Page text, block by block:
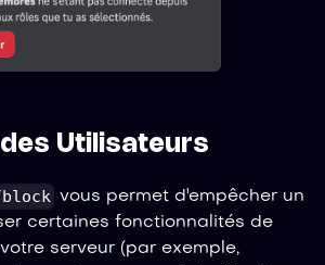
Utilisateurs
vous permet d'empêcher un
certaines fonctionnalités de
serveur (par exemple,